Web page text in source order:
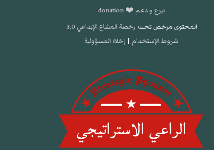
تبرع و دعم ❤️ donation
المحتوى مرخص تحت رخصة المشاع الإبداعي 3.0
شروط الإستخدام | إخلاء المسؤولية